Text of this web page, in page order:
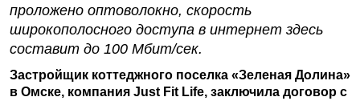
проложено оптоволокно, скорость
широкополосного доступа в интернет здесь
составит до 100 Мбит/сек.
Застройщик коттеджного поселка «Зеленая Долина»
в Омске, компания Just Fit Life, заключила договор с